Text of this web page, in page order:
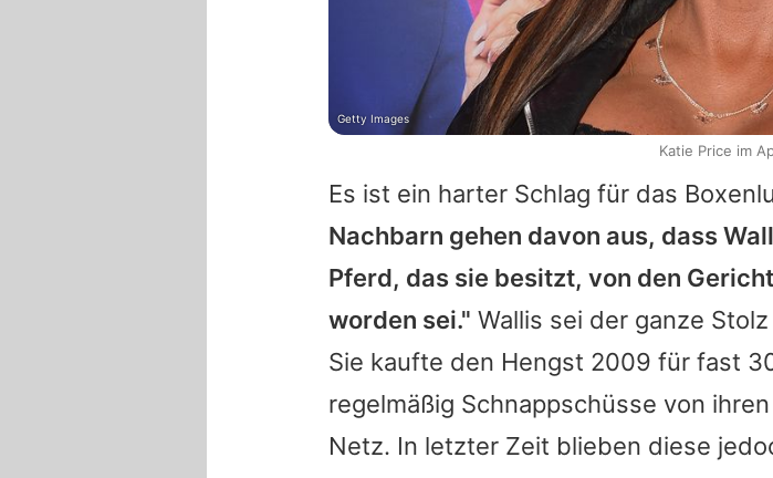
Es ist ein harter Schlag für das
Nachbarn gehen davon aus, dass
Pferd, das sie besitzt, von den
worden sei." Wallis sei der ganze
Sie kaufte den Hengst 2009 für fast
regelmäßig Schnappschüsse von
Netz. In letzter Zeit blieben diese
Getty Images
Katie Price im